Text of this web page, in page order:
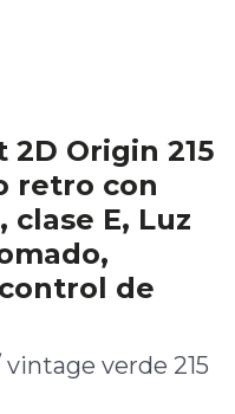
Origin 215
retro con
clase E, Luz
de
verde 215